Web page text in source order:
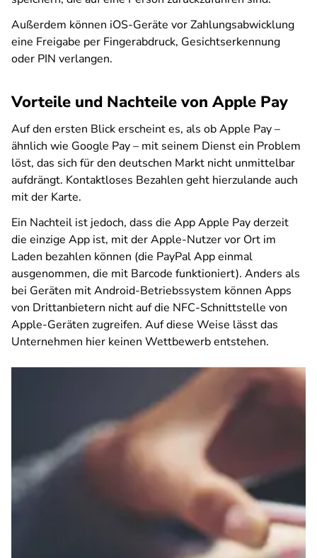
Außerdem können iOS-Geräte vor Zahlungsabwicklung
eine Freigabe per Fingerabdruck, Gesichtserkennung
oder PIN verlangen.
Vorteile und Nachteile von Apple Pay
Auf den ersten Blick erscheint es, als ob Apple Pay –
ähnlich wie Google Pay – mit seinem Dienst ein Problem
löst, das sich für den deutschen Markt nicht unmittelbar
aufdrängt. Kontaktloses Bezahlen geht hierzulande auch
mit der Karte.
Ein Nachteil ist jedoch, dass die App Apple Pay derzeit
die einzige App ist, mit der Apple-Nutzer vor Ort im
Laden bezahlen können (die PayPal App einmal
ausgenommen, die mit Barcode funktioniert). Anders als
bei Geräten mit Android-Betriebssystem können Apps
von Drittanbietern nicht auf die NFC-Schnittstelle von
Apple-Geräten zugreifen. Auf diese Weise lässt das
Unternehmen hier keinen Wettbewerb entstehen.